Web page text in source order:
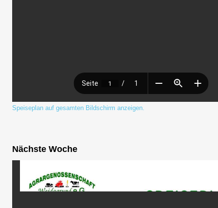
Speiseplan auf gesamten Bildschirm anzeigen.
Nächste Woche